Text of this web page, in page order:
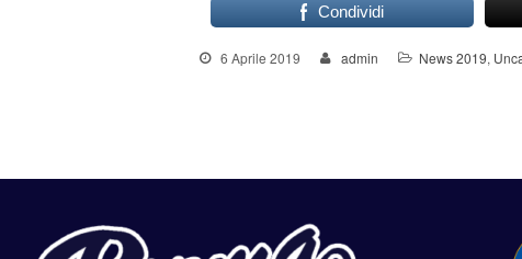
Condividi
6 Aprile 2019 admin News 2019,